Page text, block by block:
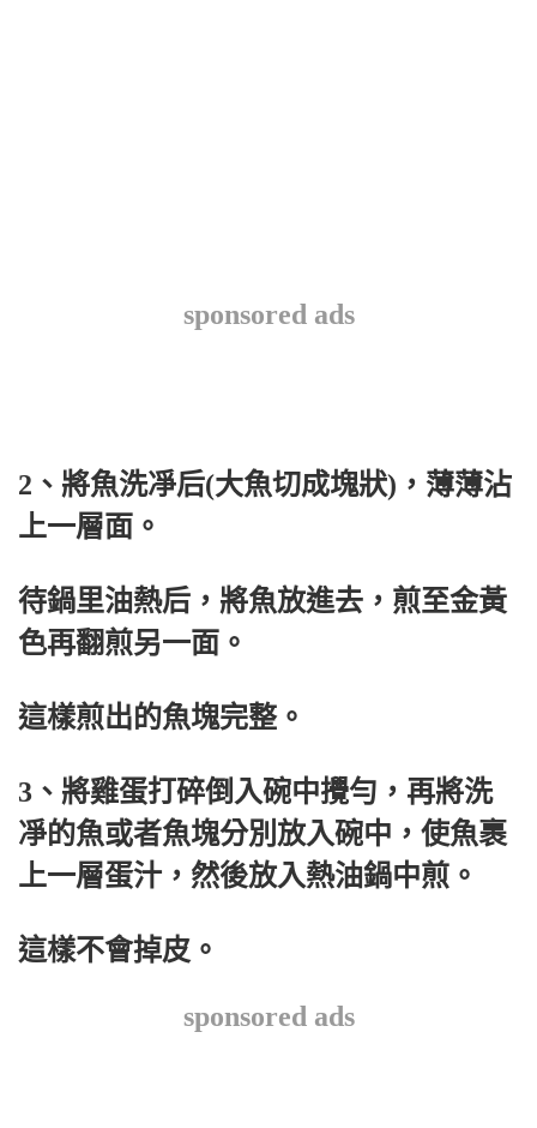
sponsored ads
2、將魚洗凈后(大魚切成塊狀)，薄薄沾
上一層面。
待鍋里油熱后，將魚放進去，煎至金黃
色再翻煎另一面。
這樣煎出的魚塊完整。
3、將雞蛋打碎倒入碗中攪勻，再將洗
凈的魚或者魚塊分別放入碗中，使魚裹
上一層蛋汁，然後放入熱油鍋中煎。
這樣不會掉皮。
sponsored ads